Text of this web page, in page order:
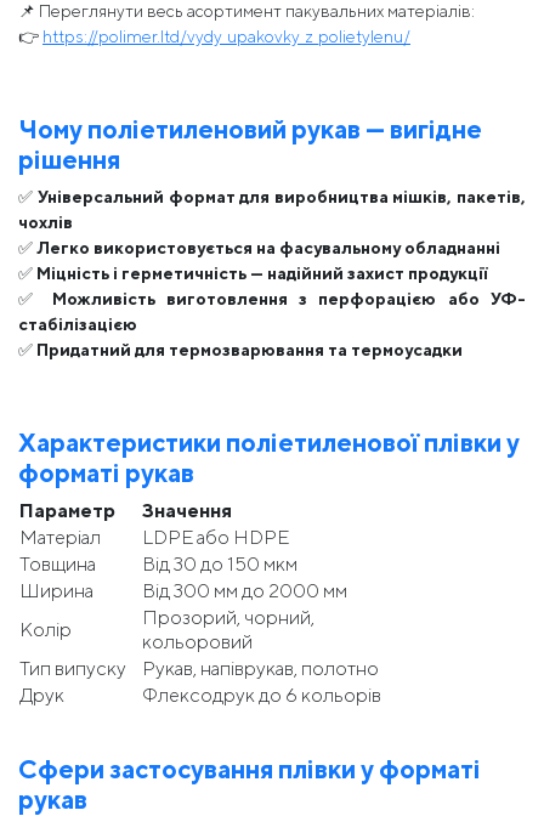
📌 Переглянути весь асортимент пакувальних матеріалів:
👉 https://polimer.ltd/vydy_upakovky_z_polietylenu/
Чому поліетиленовий рукав — вигідне
рішення
✅Універсальний формат для виробництва мішків, пакетів,
чохлів
✅Легко використовується на фасувальному обладнанні
✅ Міцність і герметичність — надійний захист продукції
✅ Можливість виготовлення з перфорацією або УФ-
стабілізацією
✅ Придатний для термозварювання та термоусадки
Характеристики поліетиленової плівки у
форматі рукав
Параметр
Значення
Матеріал
LDPE або HDPE
Товщина
Від 30 до 150 мкм
Ширина
Від 300 мм до 2000 мм
Колір
Прозорий, чорний,
кольоровий
Тип випуску
Рукав, напіврукав, полотно
Друк
Флексодрук до 6 кольорів
Сфери застосування плівки у форматі
рукав